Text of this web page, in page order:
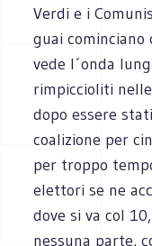
Verdi e i
guai cominciano
vede l´onda
rimpiccioliti
dopo essere
coalizione per
per troppo
elettori se ne
dove si va col
nessuna parte,